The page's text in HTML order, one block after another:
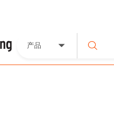
产品